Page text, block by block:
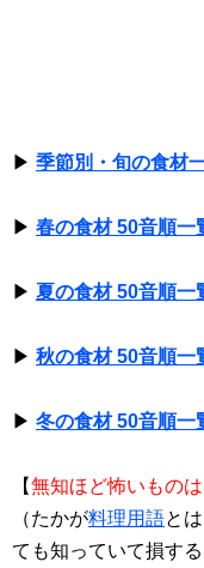
▶ 季節別・旬の食材
▶ 春の食材 50音順一
▶ 夏の食材 50音順一
▶ 秋の食材 50音順一
▶ 冬の食材 50音順一
【無知ほど怖いもの
（たかが料理用語と
ても知っていて損す